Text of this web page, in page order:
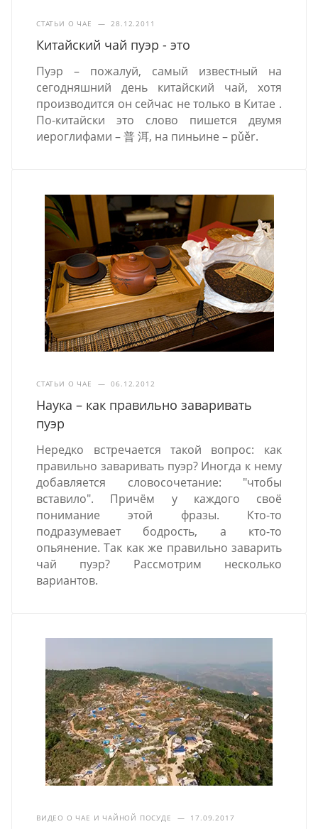
СТАТЬИ О ЧАЕ — 28.12.2011
Китайский чай пуэр - это
Пуэр – пожалуй, самый известный на
сегодняшний день китайский чай, хотя
производится он сейчас не только в Китае .
По-китайски это слово пишется двумя
иероглифами – 普 洱, на пиньине – pǔěr.
СТАТЬИ О ЧАЕ — 06.12.2012
Наука – как правильно заваривать
пуэр
Нередко встречается такой вопрос: как
правильно заваривать пуэр? Иногда к нему
добавляется словосочетание: "чтобы
вставило". Причём у каждого своё
понимание этой фразы. Кто-то
подразумевает бодрость, а кто-то
опьянение. Так как же правильно заварить
чай пуэр? Рассмотрим несколько
вариантов.
ВИДЕО О ЧАЕ И ЧАЙНОЙ ПОСУДЕ — 17.09.2017